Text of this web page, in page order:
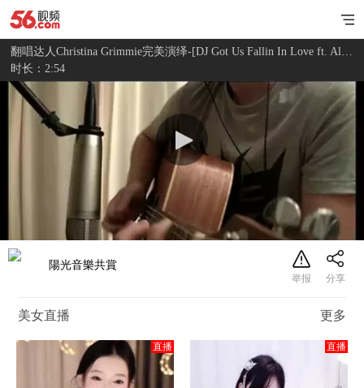
翻唱达人Christina Grimmie完美演绎-[DJ Got Us Fallin In Love ft. Alex Goot]高清
时长：2:54
陽光音樂共賞
美女直播 更多
直播 直播